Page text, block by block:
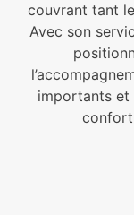
couvrant tant
Avec son
importants et
confort